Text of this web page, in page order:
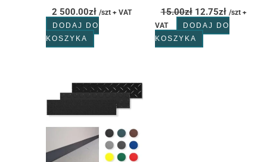
2 500.00zł /szt + VAT
DODAJ DO
KOSZYKA
15.00zł 12.75zł /szt +
VAT
DODAJ DO
KOSZYKA
cen:
od
18.00zł
24.00zł
produkt
wiele
wariantów.
Opcje
można